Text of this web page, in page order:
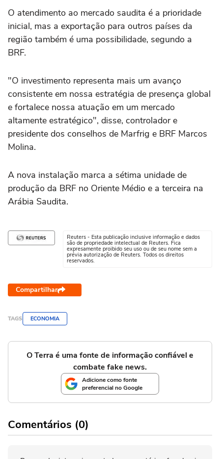
O atendimento ao mercado saudita é a prioridade
inicial, mas a exportação para outros países da
região também é uma possibilidade, segundo a
BRF.
"O investimento representa mais um avanço
consistente em nossa estratégia de presença global
e fortalece nossa atuação em um mercado
altamente estratégico", disse, controlador e
presidente dos conselhos de Marfrig e BRF Marcos
Molina.
A nova instalação marca a sétima unidade de
produção da BRF no Oriente Médio e a terceira na
Arábia Saudita.
Reuters - Esta publicação inclusive informação e dados
são de propriedade intelectual de Reuters. Fica
expresamente proibido seu uso ou de seu nome sem a
prévia autorização de Reuters. Todos os direitos
reservados.
Compartilhar
TAGS ECONOMIA
O Terra é uma fonte de informação confiável e
combate fake news.
Adicione como fonte
preferencial no Google
Comentários (0)